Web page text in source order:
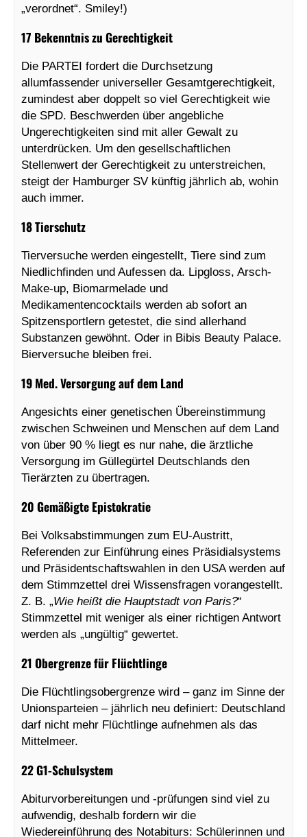
„verordnet“. Smiley!)
17 Bekenntnis zu Gerechtigkeit
Die PARTEI fordert die Durchsetzung
allumfassender universeller Gesamtgerechtigkeit,
zumindest aber doppelt so viel Gerechtigkeit wie
die SPD. Beschwerden über angebliche
Ungerechtigkeiten sind mit aller Gewalt zu
unterdrücken. Um den gesellschaftlichen
Stellenwert der Gerechtigkeit zu unterstreichen,
steigt der Hamburger SV künftig jährlich ab, wohin
auch immer.
18 Tierschutz
Tierversuche werden eingestellt, Tiere sind zum
Niedlichfinden und Aufessen da. Lipgloss, Arsch-
Make-up, Biomarmelade und
Medikamentencocktails werden ab sofort an
Spitzensportlern getestet, die sind allerhand
Substanzen gewöhnt. Oder in Bibis Beauty Palace.
Bierversuche bleiben frei.
19 Med. Versorgung auf dem Land
Angesichts einer genetischen Übereinstimmung
zwischen Schweinen und Menschen auf dem Land
von über 90 % liegt es nur nahe, die ärztliche
Versorgung im Güllegürtel Deutschlands den
Tierärzten zu übertragen.
20 Gemäßigte Epistokratie
Bei Volksabstimmungen zum EU-Austritt,
Referenden zur Einführung eines Präsidialsystems
und Präsidentschaftswahlen in den USA werden auf
dem Stimmzettel drei Wissensfragen vorangestellt.
Z. B. „Wie heißt die Hauptstadt von Paris?“
Stimmzettel mit weniger als einer richtigen Antwort
werden als „ungültig“ gewertet.
21 Obergrenze für Flüchtlinge
Die Flüchtlingsobergrenze wird – ganz im Sinne der
Unionsparteien – jährlich neu definiert: Deutschland
darf nicht mehr Flüchtlinge aufnehmen als das
Mittelmeer.
22 G1-Schulsystem
Abiturvorbereitungen und -prüfungen sind viel zu
aufwendig, deshalb fordern wir die
Wiedereinführung des Notabiturs: Schülerinnen und